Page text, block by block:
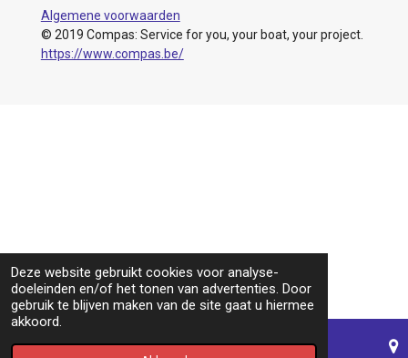
Deze website gebruikt cookies voor analyse-
doeleinden en/of het tonen van advertenties. Door
gebruik te blijven maken van de site gaat u hiermee
akkoord.
Algemene voorwaarden
© 2019 Compas: Service for you, your boat, your project.
https://www.compas.be/